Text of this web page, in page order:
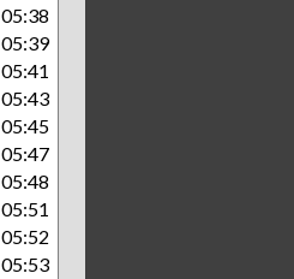
05:38
05:39
05:41
05:43
05:45
05:47
05:48
05:51
05:52
05:53